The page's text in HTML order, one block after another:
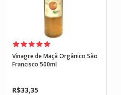
Vinagre de Maçã Orgânico São
Francisco 500ml
R$33,35